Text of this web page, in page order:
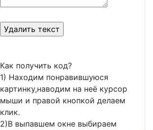
Как получить код?
1) Находим понравившуюся
картинку,наводим на неё курсор
мыши и правой кнопкой делаем
клик.
2)В выпавшем окне выбираем